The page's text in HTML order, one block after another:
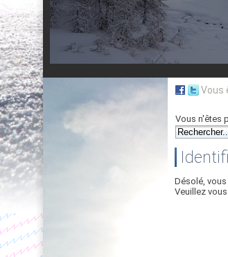
Vous
Vous n'êtes
Désolé,
Veuillez